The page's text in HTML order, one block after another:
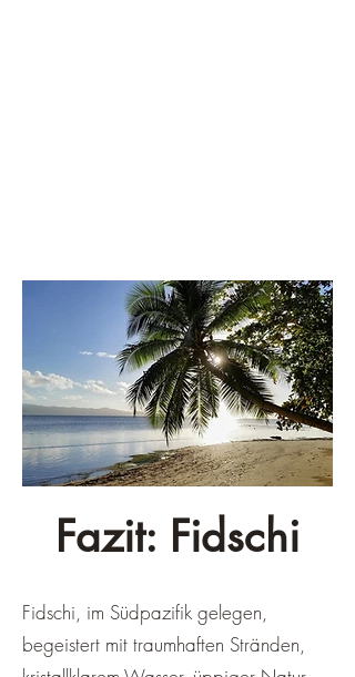
Fazit: Fidschi
Fidschi, im Südpazifik gelegen,
begeistert mit traumhaften Stränden,